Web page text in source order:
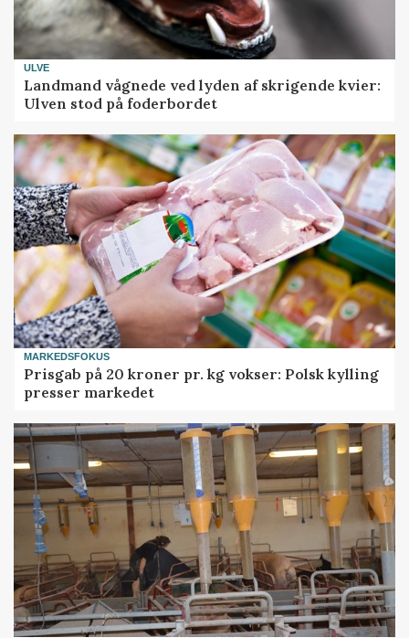
ULVE
Landmand vågnede ved lyden af skrigende kvier:
Ulven stod på foderbordet
MARKEDSFOKUS
Prisgab på 20 kroner pr. kg vokser: Polsk kylling
presser markedet